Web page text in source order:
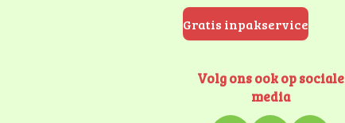
Gratis inpakservice
Volg ons ook op sociale
media